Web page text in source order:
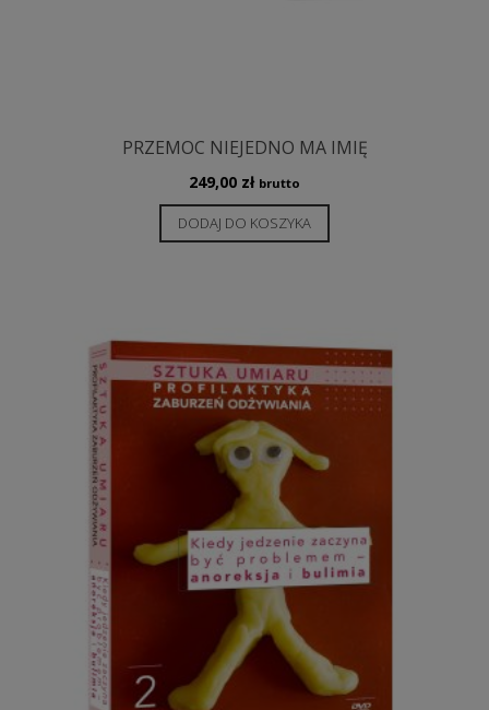
PRZEMOC NIEJEDNO MA IMIĘ
249,00 zł brutto
DODAJ DO KOSZYKA